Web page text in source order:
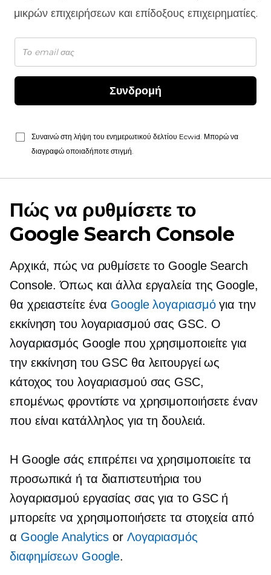
μικρών επιχειρήσεων και επίδοξους επιχειρηματίες.
Συνδρομή
Συναινώ στη λήψη του ενημερωτικού δελτίου Ecwid. Μπορώ να
διαγραφώ οποιαδήποτε στιγμή.
Πώς να ρυθμίσετε το
Google Search Console
Αρχικά, πώς να ρυθμίσετε το Google Search
Console. Όπως και άλλα εργαλεία της Google,
θα χρειαστείτε ένα Google λογαριασμόγια την
εκκίνηση του λογαριασμού σας GSC. Ο
λογαριασμός Google που χρησιμοποιείτε για
την εκκίνηση του GSC θα λειτουργεί ως
κάτοχος του λογαριασμού σας GSC,
επομένως φροντίστε να χρησιμοποιήσετε έναν
που είναι κατάλληλος για τη δουλειά.
Η Google σάς επιτρέπει να χρησιμοποιείτε τα
προσωπικά ή τα διαπιστευτήρια του
λογαριασμού εργασίας σας για το GSC ή
μπορείτε να χρησιμοποιήσετε τα στοιχεία από
α Google Analytics or Λογαριασμός
διαφημίσεων Google.